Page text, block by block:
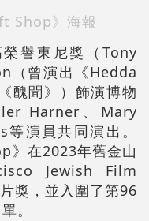
Shop》海報
譽東尼獎（Tony
（曾演出《Hedda
醜聞》）飾演博物
Harner、Mary
演員共同演出。
》在2023年舊金山
Jewish Film
獎，並入圍了第96
。